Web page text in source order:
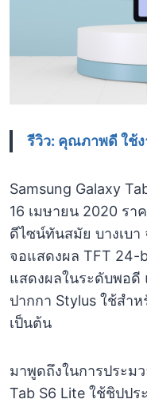
รีวิว: คุณภาพดี ใช้
Samsung Galaxy
16 เมษายน 2020 รา
ดีไซน์ทันสมัย บางเบา
จอแสดงผล TFT 24-
แสดงผลในระดับพอดี
ปากกา Stylus ใช้สำ
เป็นต้น
มาพูดถึงในการประม
Tab S6 Lite ใช้ชิปปร